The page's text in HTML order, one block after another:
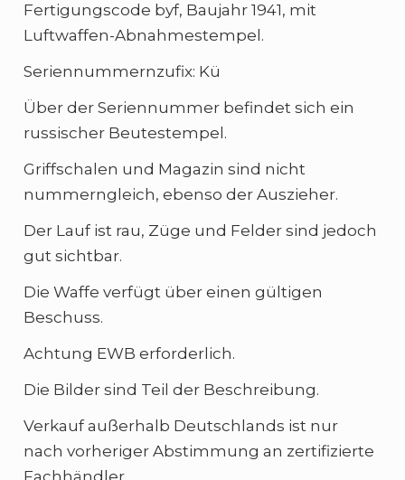
Fertigungscode byf, Baujahr 1941, mit
Luftwaffen-Abnahmestempel.
Seriennummernzufix: Kü
Über der Seriennummer befindet sich ein
russischer Beutestempel.
Griffschalen und Magazin sind nicht
nummerngleich, ebenso der Auszieher.
Der Lauf ist rau, Züge und Felder sind jedoch
gut sichtbar.
Die Waffe verfügt über einen gültigen
Beschuss.
Achtung EWB erforderlich.
Die Bilder sind Teil der Beschreibung.
Verkauf außerhalb Deutschlands ist nur
nach vorheriger Abstimmung an zertifizierte